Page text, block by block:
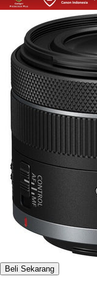
Beli Sekarang